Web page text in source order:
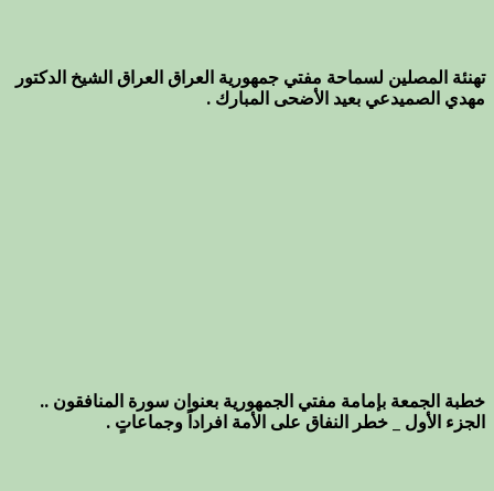
تهنئة المصلين لسماحة مفتي جمهورية العراق العراق الشيخ الدكتور
مهدي الصميدعي بعيد الأضحى المبارك .
خطبة الجمعة بإمامة مفتي الجمهورية بعنوان سورة المنافقون ..
الجزء الأول _ خطر النفاق على الأمة افراداً وجماعاتٍ .